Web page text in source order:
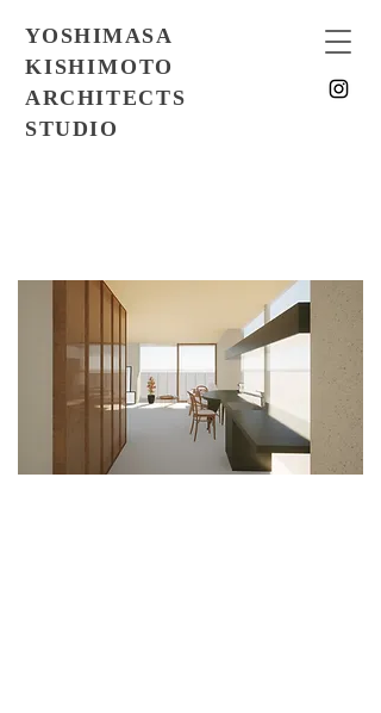
YOSHIMASA
KISHIMOTO
ARCHITECTS
STUDIO